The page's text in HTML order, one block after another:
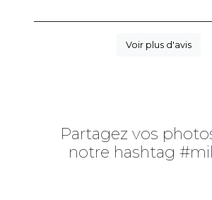
Voir plus d'avis
Partagez vos
notre hashtag